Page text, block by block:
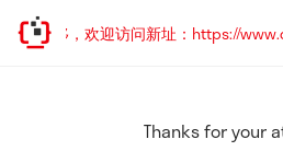
址已迁移，欢迎访问新址：https://
Thanks for your